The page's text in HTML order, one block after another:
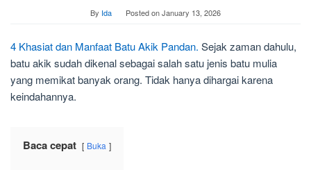
By Ida Posted onJanuary 13, 2026
4 Khasiat dan Manfaat Batu Akik Pandan. Sejak zaman dahulu,
batu akik sudah dikenal sebagai salah satu jenis batu mulia
yang memikat banyak orang. Tidak hanya dihargai karena
keindahannya.
Baca cepat Buka